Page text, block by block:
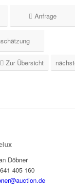
Anfrage
Zur Übersicht
Döbner
405 160